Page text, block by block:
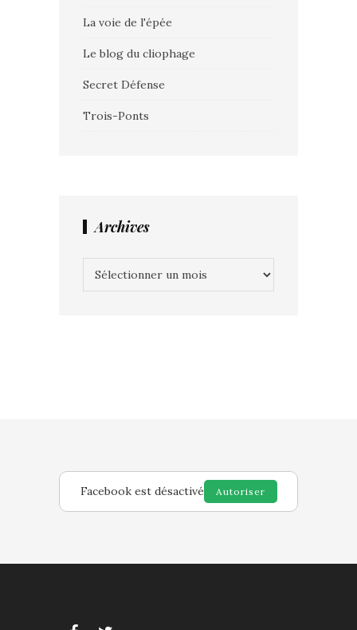
La voie de l'épée
Le blog du cliophage
Secret Défense
Trois-Ponts
Archives
Facebook est désactivé Autoriser